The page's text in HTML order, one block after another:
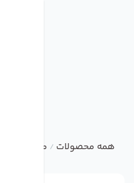
همه محصولات / متفرقه